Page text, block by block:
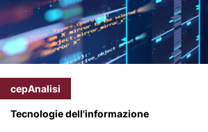
cepAnalisi
Tecnologie dell'informazione